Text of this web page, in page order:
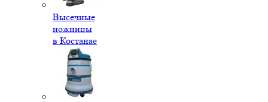
Высечные
ножницы
в Костанае